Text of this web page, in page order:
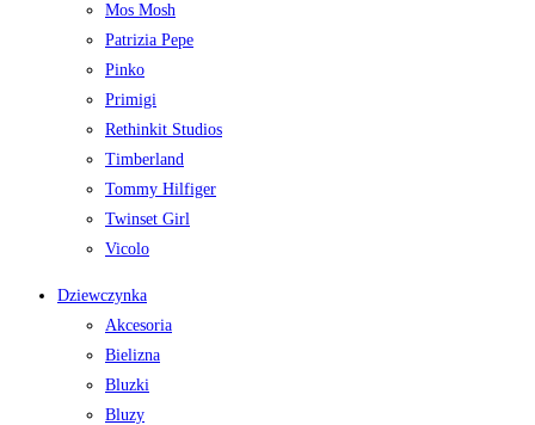
Mos Mosh
Patrizia Pepe
Pinko
Primigi
Rethinkit Studios
Timberland
Tommy Hilfiger
Twinset Girl
Vicolo
Dziewczynka
Akcesoria
Bielizna
Bluzki
Bluzy